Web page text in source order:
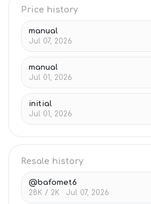
Price history
manual
Jul 07, 2026
manual
Jul 01, 2026
initial
Jul 01, 2026
Resale history
@bafomet6
28K / 2K · Jul 07, 2026